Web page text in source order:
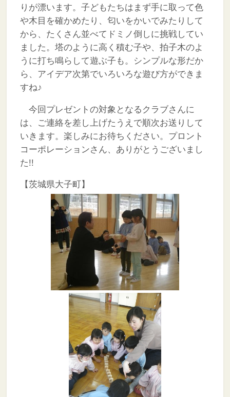
りが漂います。子どもたちはまず手に取って色
や木目を確かめたり、匂いをかいでみたりして
から、たくさん並べてドミノ倒しに挑戦してい
ました。塔のように高く積む子や、拍子木のよ
うに打ち鳴らして遊ぶ子も。シンプルな形だか
ら、アイデア次第でいろいろな遊び方ができま
すね♪
今回プレゼントの対象となるクラブさんに
は、ご連絡を差し上げたうえで順次お送りして
いきます。楽しみにお待ちください。プロント
コーポレーションさん、ありがとうございまし
た!!
【茨城県大子町】